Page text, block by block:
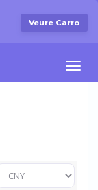
Veure Carro